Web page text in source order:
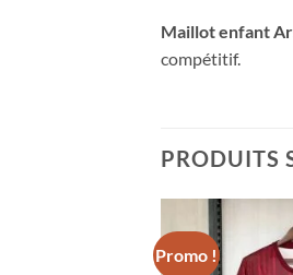
Maillot enfant
compétitif.
PRODUITS
Promo !